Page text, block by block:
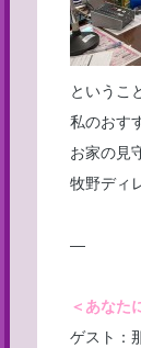
というこ
私のおす
お家の見
牧野ディ
—
＜あなた
ゲスト：